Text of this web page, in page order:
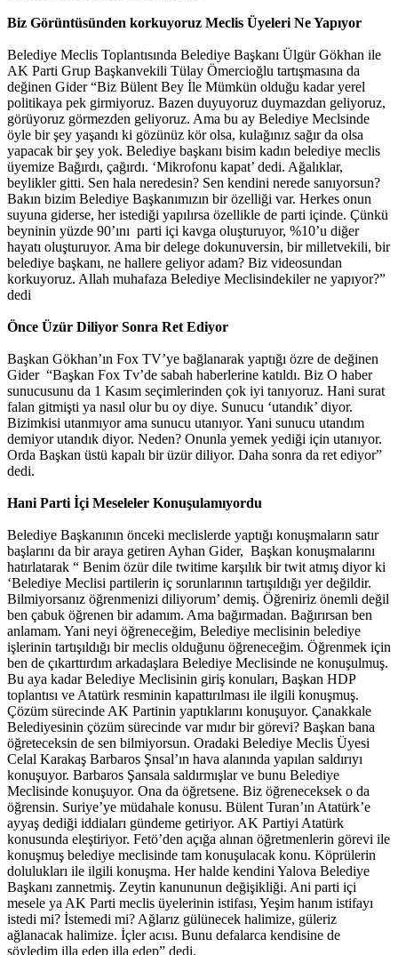
Biz Görüntüsünden korkuyoruz Meclis Üyeleri Ne Yapıyor
Belediye Meclis Toplantısında Belediye Başkanı Ülgür Gökhan ile
AK Parti Grup Başkanvekili Tülay Ömercioğlu tartışmasına da
değinen Gider “Biz Bülent Bey İle Mümkün olduğu kadar yerel
politikaya pek girmiyoruz. Bazen duyuyoruz duymazdan geliyoruz,
görüyoruz görmezden geliyoruz. Ama bu ay Belediye Meclsinde
öyle bir şey yaşandı ki gözünüz kör olsa, kulağınız sağır da olsa
yapacak bir şey yok. Belediye başkanı bisim kadın belediye meclis
üyemize Bağırdı, çağırdı. ‘Mikrofonu kapat’ dedi. Ağalıklar,
beylikler gitti. Sen hala neredesin? Sen kendini nerede sanıyorsun?
Bakın bizim Belediye Başkanımızın bir özelliği var. Herkes onun
suyuna giderse, her istediği yapılırsa özellikle de parti içinde. Çünkü
beyninin yüzde 90’ını parti içi kavga oluşturuyor, %10’u diğer
hayatı oluşturuyor. Ama bir delege dokunuversin, bir milletvekili, bir
belediye başkanı, ne hallere geliyor adam? Biz videosundan
korkuyoruz. Allah muhafaza Belediye Meclisindekiler ne yapıyor?”
dedi
Önce Üzür Diliyor Sonra Ret Ediyor
Başkan Gökhan’ın Fox TV’ye bağlanarak yaptığı özre de değinen
Gider “Başkan Fox Tv’de sabah haberlerine katıldı. Biz O haber
sunucusunu da 1 Kasım seçimlerinden çok iyi tanıyoruz. Hani surat
falan gitmişti ya nasıl olur bu oy diye. Sunucu ‘utandık’ diyor.
Bizimkisi utanmıyor ama sunucu utanıyor. Yani sunucu utandım
demiyor utandık diyor. Neden? Onunla yemek yediği için utanıyor.
Orda Başkan üstü kapalı bir üzür diliyor. Daha sonra da ret ediyor”
dedi.
Hani Parti İçi Meseleler Konuşulamıyordu
Belediye Başkanının önceki meclislerde yaptığı konuşmaların satır
başlarını da bir araya getiren Ayhan Gider, Başkan konuşmalarını
hatırlatarak “ Benim özür dile twitime karşılık bir twit atmış diyor ki
‘Belediye Meclisi partilerin iç sorunlarının tartışıldığı yer değildir.
Bilmiyorsanız öğrenmenizi diliyorum’ demiş. Öğreniriz önemli değil
ben çabuk öğrenen bir adamım. Ama bağırmadan. Bağırırsan ben
anlamam. Yani neyi öğreneceğim, Belediye meclisinin belediye
işlerinin tartışıldığı bir meclis olduğunu öğreneceğim. Öğrenmek için
ben de çıkarttırdım arkadaşlara Belediye Meclisinde ne konuşulmuş.
Bu aya kadar Belediye Meclisinin giriş konuları, Başkan HDP
toplantısı ve Atatürk resminin kapattırılması ile ilgili konuşmuş.
Çözüm sürecinde AK Partinin yaptıklarını konuşuyor. Çanakkale
Belediyesinin çözüm sürecinde var mıdır bir görevi? Başkan bana
öğreteceksin de sen bilmiyorsun. Oradaki Belediye Meclis Üyesi
Celal Karakaş Barbaros Şnsal’ın hava alanında yapılan saldırıyı
konuşuyor. Barbaros Şansala saldırmışlar ve bunu Belediye
Meclisinde konuşuyor. Ona da öğretsene. Biz öğreneceksek o da
öğrensin. Suriye’ye müdahale konusu. Bülent Turan’ın Atatürk’e
ayyaş dediği iddiaları gündeme getiriyor. AK Partiyi Atatürk
konusunda eleştiriyor. Fetö’den açığa alınan öğretmenlerin görevi ile
konuşmuş belediye meclisinde tam konuşulacak konu. Köprülerin
dolulukları ile ilgili konuşma. Her halde kendini Yalova Belediye
Başkanı zannetmiş. Zeytin kanununun değişikliği. Ani parti içi
mesele ya AK Parti meclis üyelerinin istifası, Yeşim hanım istifayı
istedi mi? İstemedi mi? Ağlarız gülünecek halimize, güleriz
ağlanacak halimize. İçler acısı. Bunu defalarca kendisine de
söyledim illa edep illa edep” dedi.